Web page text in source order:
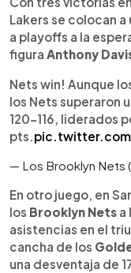
Lakers se colocan
a playoffs a la
figura Anthony
Nets win! Aunque
los Nets superaron
120-116, liderados
pts.
— Los Brooklyn Nets
En otro juego, en
los Brooklyn Nets a
asistencias en el
cancha de los
una desventaja de